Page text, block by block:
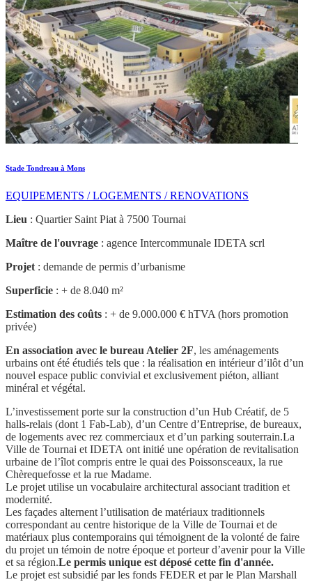
Stade Tondreau à Mons
EQUIPEMENTS / LOGEMENTS / RENOVATIONS
Lieu : Quartier Saint Piat à 7500 Tournai
Maître de l'ouvrage : agence Intercommunale IDETA scrl
Projet : demande de permis d’urbanisme
Superficie : + de 8.040 m²
Estimation des coûts : + de 9.000.000 € hTVA (hors promotion
privée)
En association avec le bureau Atelier 2F, les aménagements
urbains ont été étudiés tels que : la réalisation en intérieur d’ilôt d’un
nouvel espace public convivial et exclusivement piéton, alliant
minéral et végétal.
L’investissement porte sur la construction d’un Hub Créatif, de 5
halls-relais (dont 1 Fab-Lab), d’un Centre d’Entreprise, de bureaux,
de logements avec rez commerciaux et d’un parking souterrain.La
Ville de Tournai et IDETA ont initié une opération de revitalisation
urbaine de l’îlot compris entre le quai des Poissonsceaux, la rue
Chèrequefosse et la rue Madame.
Le projet utilise un vocabulaire architectural associant tradition et
modernité.
Les façades alternent l’utilisation de matériaux traditionnels
correspondant au centre historique de la Ville de Tournai et de
matériaux plus contemporains qui témoignent de la volonté de faire
du projet un témoin de notre époque et porteur d’avenir pour la Ville
et sa région.Le permis unique est déposé cette fin d'année.
Le projet est subsidié par les fonds FEDER et par le Plan Marshall